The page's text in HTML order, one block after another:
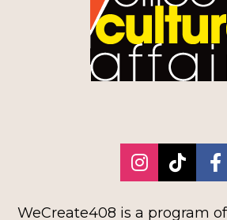
Share on
WeCreate408 is a program